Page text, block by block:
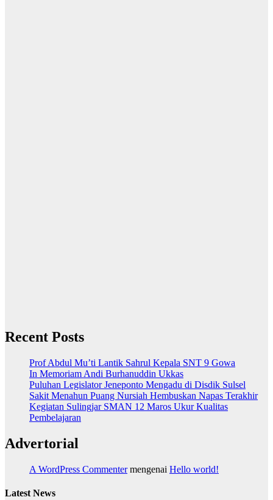
Recent Posts
Prof Abdul Mu’ti Lantik Sahrul Kepala SNT 9 Gowa
In Memoriam Andi Burhanuddin Ukkas
Puluhan Legislator Jeneponto Mengadu di Disdik Sulsel
Sakit Menahun Puang Nursiah Hembuskan Napas Terakhir
Kegiatan Sulingjar SMAN 12 Maros Ukur Kualitas
Pembelajaran
Advertorial
A WordPress Commentermengenai Hello world!
Latest News